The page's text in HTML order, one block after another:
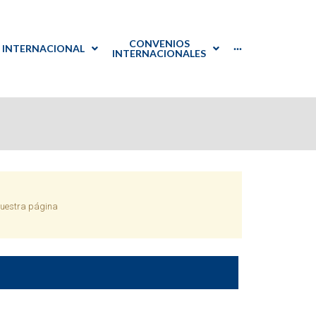
prácticas en Japón
y
INTERNACIONAL
CONVENIOS
INTERNACIONALES
···
página